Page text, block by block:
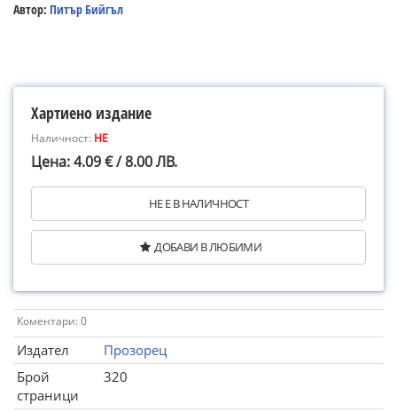
Автор: Питър Бийгъл
Хартиено издание
Наличност: НЕ
Цена: 4.09 € / 8.00 ЛВ.
НЕ Е В НАЛИЧНОСТ
ДОБАВИ В ЛЮБИМИ
Коментари: 0
Издател
Прозорец
Брой
страници
320